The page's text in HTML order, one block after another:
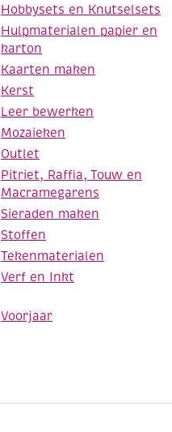
Hobbysets en Knutselsets
Hulpmaterialen papier en
karton
Kaarten maken
Kerst
Leer bewerken
Mozaieken
Outlet
Pitriet, Raffia, Touw en
Macramegarens
Sieraden maken
Stoffen
Tekenmaterialen
Verf en Inkt
Voorjaar